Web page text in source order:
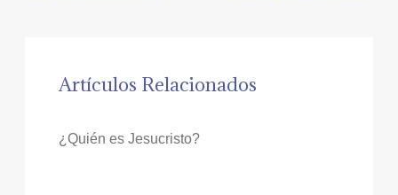
Artículos Relacionados
¿Quién es Jesucristo?